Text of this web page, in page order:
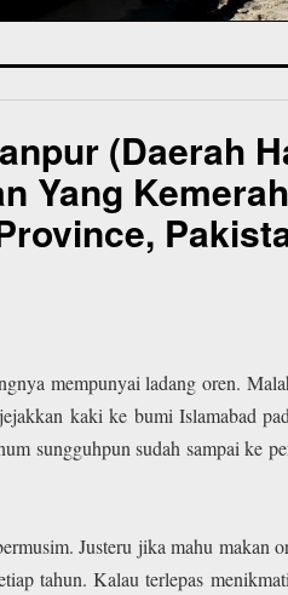
(Daerah
Yang
mempunyai ladang oren.
kaki ke bumi Islamabad
sungguhpun sudah sampai ke
Justeru jika mahu makan
tahun. Kalau terlepas